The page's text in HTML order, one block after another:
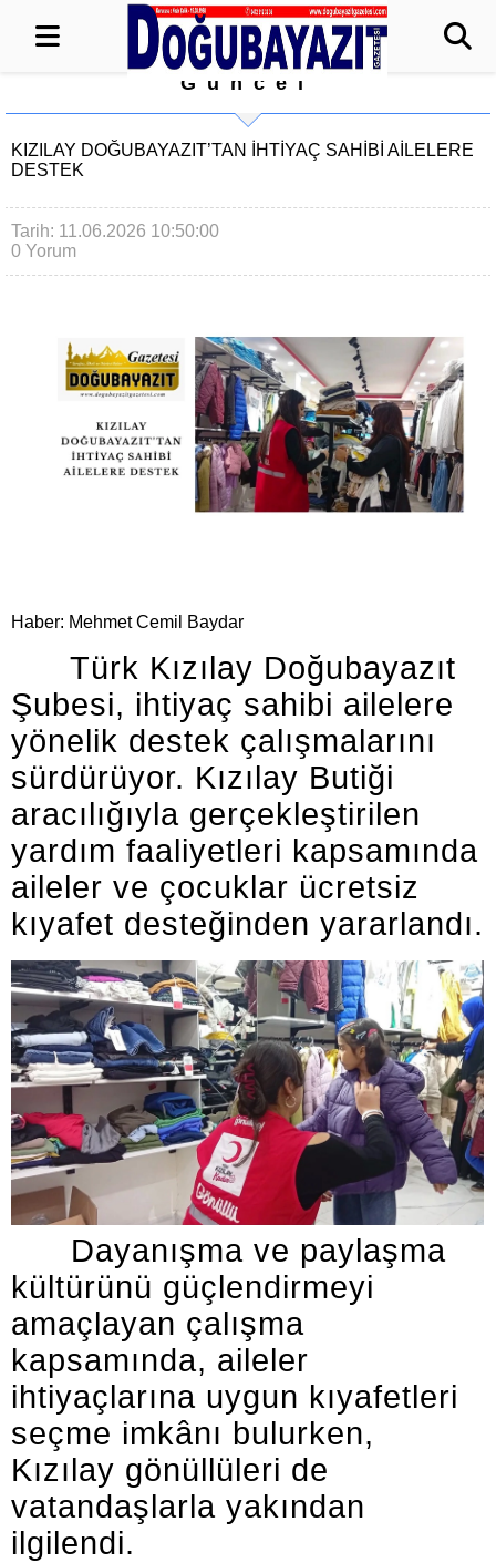
Güncel
KIZILAY DOĞUBAYAZIT’TAN İHTİYAÇ SAHİBİ AİLELERE
DESTEK
Tarih: 11.06.2026 10:50:00
0 Yorum
Haber: Mehmet Cemil Baydar
Türk Kızılay Doğubayazıt
Şubesi, ihtiyaç sahibi ailelere
yönelik destek çalışmalarını
sürdürüyor. Kızılay Butiği
aracılığıyla gerçekleştirilen
yardım faaliyetleri kapsamında
aileler ve çocuklar ücretsiz
kıyafet desteğinden yararlandı.
Dayanışma ve paylaşma
kültürünü güçlendirmeyi
amaçlayan çalışma
kapsamında, aileler
ihtiyaçlarına uygun kıyafetleri
seçme imkânı bulurken,
Kızılay gönüllüleri de
vatandaşlarla yakından
ilgilendi.